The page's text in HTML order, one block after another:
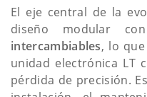
El eje central de la
diseño modular
intercambiables, lo
unidad electrónica LT
pérdida de precisión.